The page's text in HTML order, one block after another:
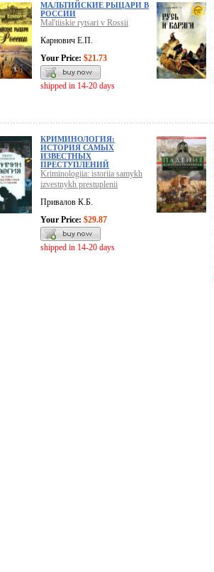
МАЛЬТИЙСКИЕ РЫЦАРИ В
РОССИИ
Mal'tiiskie rytsari v Rossii
Карнович Е.П.
Your Price: $21.73
shipped in 14-20 days
КРИМИНОЛОГИЯ:
ИСТОРИЯ САМЫХ
ИЗВЕСТНЫХ
ПРЕСТУПЛЕНИЙ
Kriminologiia: istoriia samykh
izvestnykh prestuplenii
Привалов К.Б.
Your Price: $29.87
shipped in 14-20 days